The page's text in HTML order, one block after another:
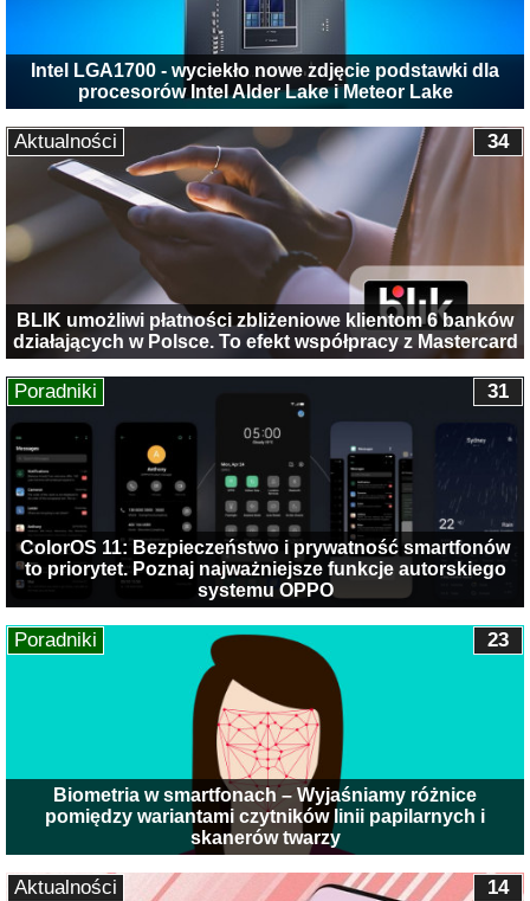
Intel LGA1700 - wyciekło nowe zdjęcie podstawki dla
procesorów Intel Alder Lake i Meteor Lake
BLIK umożliwi płatności zbliżeniowe klientom 6 banków
działających w Polsce. To efekt współpracy z Mastercard
34
Aktualności
ColorOS 11: Bezpieczeństwo i prywatność smartfonów
to priorytet. Poznaj najważniejsze funkcje autorskiego
systemu OPPO
31
Poradniki
Biometria w smartfonach – Wyjaśniamy różnice
pomiędzy wariantami czytników linii papilarnych i
skanerów twarzy
23
Poradniki
14
Aktualności